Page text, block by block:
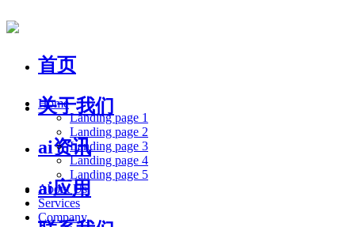
首页
关于我们
ai资讯
ai应用
Home
Landing page 1
Landing page 2
Landing page 3
Landing page 4
Landing page 5
About Us
Services
Company